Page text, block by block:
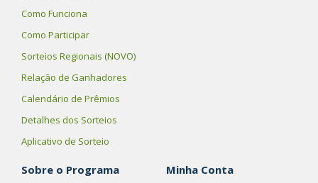
Como Funciona
Como Participar
Sorteios Regionais (NOVO)
Relação de Ganhadores
Calendário de Prêmios
Detalhes dos Sorteios
Aplicativo de Sorteio
Sobre o Programa
Minha Conta